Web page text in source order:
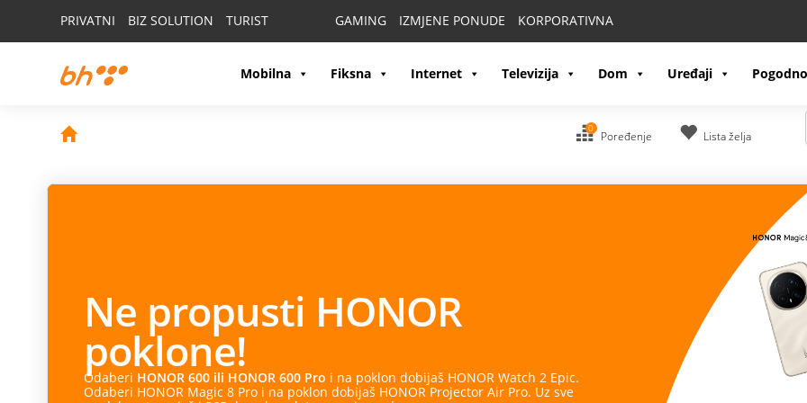
PRIVATNI BIZ SOLUTION TURIST GAMING IZMJENE PONUDE KORPORATIVNA
Mobilna Fiksna Internet Televizija Dom Uređaji
0
Poređenje Lista želja
Ne propusti HONOR
poklone!
Odaberi HONOR 600 ili HONOR 600 Pro i na poklon dobijaš HONOR Watch 2 Epic.
Odaberi HONOR Magic 8 Pro i na poklon dobijaš HONOR Projector Air Pro. Uz sve